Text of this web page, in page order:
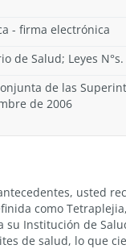
- firma electrónica
de Salud; Leyes
de las
de 2006
usted
como
Institución de
de salud, lo que